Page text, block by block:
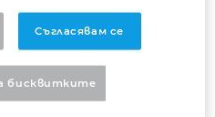
Съгласявам се
бисквитките